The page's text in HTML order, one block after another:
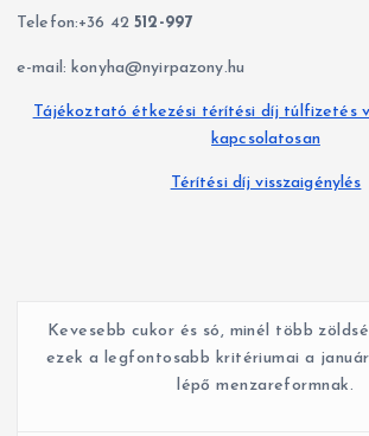
r
Telefon:+36 42512-997
e-mail: konyha@nyirpazony.hu
Tájékoztató étkezési térítési díj túlfizetés
kapcsolatosan
Térítési díj visszaigénylés
Kevesebb cukor és só, minél több
ezek a legfontosabb kritériumai a
lépő menzareformnak.